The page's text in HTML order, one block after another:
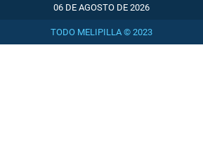
06 DE AGOSTO DE 2026
TODO MELIPILLA © 2023